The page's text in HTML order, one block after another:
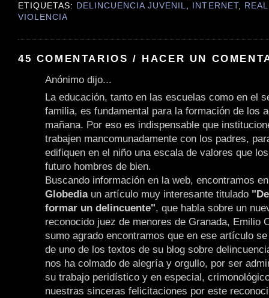
ETIQUETAS: DELINCUENCIA JUVENIL, INTERNET,
VIOLENCIA
45 COMENTARIOS / HACER UN
Anónimo dijo...
La educación, tanto en las escuelas como en el
familia, es fundamental para la formación de los
mañana. Por eso es indispensable que
trabajen mancomunadamente con los padres,
edifiquen en el niño una escala de valores que
futuro hombres de bien.
Buscando información en la web, encontramos
Globediaun artículo muy interesante titulado
formar un delincuente", que habla sobre un
reconocido juez de menores de Granada, Emilio
sumo agrado encontramos que en ese artículo
de uno de los textos de su blog sobre
nos ha colmado de alegría y orgullo, por ser
su trabajo peridístico y en especial,
nuestras sinceras felicitaciones por este